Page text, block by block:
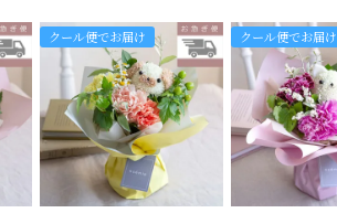
クール便でお届け クール便でお届け